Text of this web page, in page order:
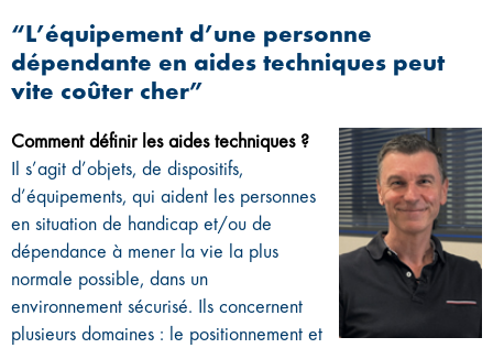
“L’équipement d’une personne
dépendante en aides techniques peut
vite coûter cher”
Comment définir les aides techniques ?
Il s’agit d’objets, de dispositifs,
d’équipements, qui aident les personnes
en situation de handicap et/ou de
dépendance à mener la vie la plus
normale possible, dans un
environnement sécurisé. Ils concernent
plusieurs domaines : le positionnement et